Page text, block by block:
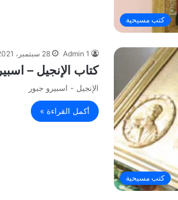
كتب مسيحية
كتب مسيحية
Admin 1 28 سبتمبر، 2021
كتاب الإنجيل –
الإنجيل - اسبيرو جبور
أكمل القراءة »